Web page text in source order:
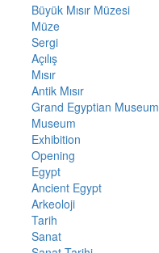
Büyük Mısır Müzesi
Müze
Sergi
Açılış
Mısır
Antik Mısır
Grand Egyptian Museum
Museum
Exhibition
Opening
Egypt
Ancient Egypt
Arkeoloji
Tarih
Sanat